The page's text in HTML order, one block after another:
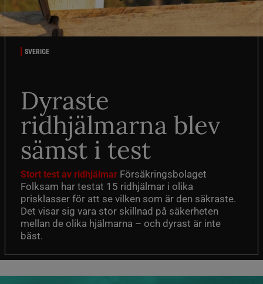
SVERIGE
Dyraste
ridhjälmarna blev
sämst i test
Stort test av ridhjälmar Försäkringsbolaget
Folksam har testat 15 ridhjälmar i olika
prisklasser för att se vilken som är den säkraste.
Det visar sig vara stor skillnad på säkerheten
mellan de olika hjälmarna – och dyrast är inte
bäst.